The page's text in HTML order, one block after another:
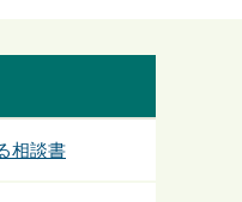
相談書